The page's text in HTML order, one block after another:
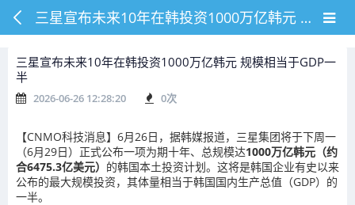
三星宣布未来10年在韩投资1000万亿韩元 规模相当于GDP一半
三星宣布未来10年在韩投资1000万亿韩元 规模相当于GDP一
半
2026-06-26 12:28:20 0次
【CNMO科技消息】6月26日，据韩媒报道，三星集团将于下周一
（6月29日）正式公布一项为期十年、总规模达1000万亿韩元（约
合6475.3亿美元） 的韩国本土投资计划。这将是韩国企业有史以来
公布的最大规模投资，其体量相当于韩国国内生产总值（GDP）的
一半。